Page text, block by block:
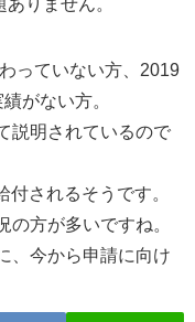
っていない方、2019
がない方。
説明されているので
されるそうです。
の方が多いですね。
、今から申請に向け